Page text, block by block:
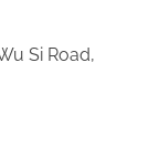
Si Road,